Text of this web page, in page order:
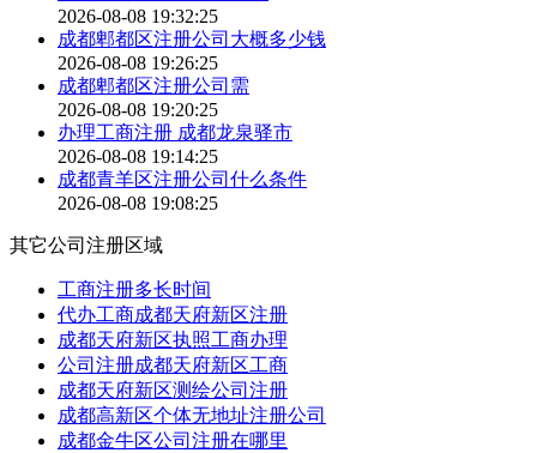
2026-08-08 19:32:25
成都郫都区注册公司大概多少钱
2026-08-08 19:26:25
成都郫都区注册公司需
2026-08-08 19:20:25
办理工商注册 成都龙泉驿市
2026-08-08 19:14:25
成都青羊区注册公司什么条件
2026-08-08 19:08:25
其它公司注册区域
工商注册多长时间
代办工商成都天府新区注册
成都天府新区执照工商办理
公司注册成都天府新区工商
成都天府新区测绘公司注册
成都高新区个体无地址注册公司
成都金牛区公司注册在哪里